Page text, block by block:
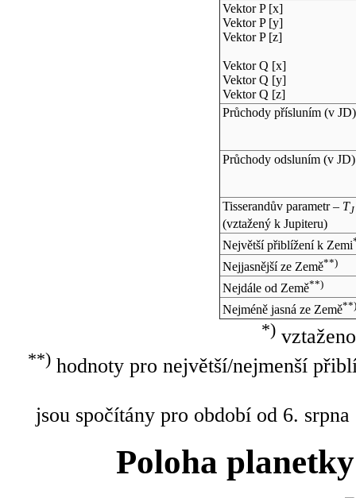
Vektor P [x]
Vektor P [y]
Vektor P [z]
Vektor Q [x]
Vektor Q [y]
Vektor Q [z]
Průchody přísluním (v JD)
Průchody odsluním (v JD)
Tisserandův parametr – TJ
(vztažený k Jupiteru)
Největší přiblížení k Zemi
Nejjasnější ze Země**)
Nejdále od Země**)
Nejméně jasná ze Země**)
*)
**)hodnoty pro největší/nejmenší
jsou spočítány pro období od 6.
Poloha